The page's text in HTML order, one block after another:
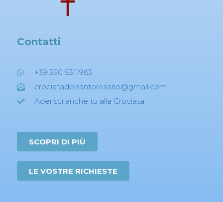
Contatti
+39 350 5311963
crociatadelsantorosario@gmail.com
Aderisci anche tu alla Crociata
SCOPRI DI PIÙ
LE VOSTRE RICHIESTE